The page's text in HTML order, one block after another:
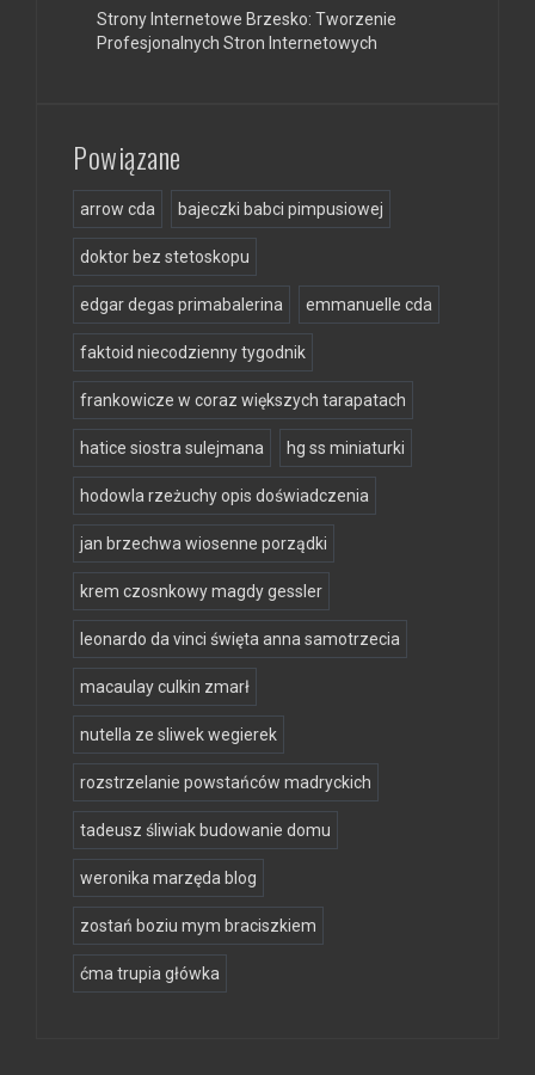
Strony Internetowe Brzesko: Tworzenie
Profesjonalnych Stron Internetowych
Powiązane
arrow cda bajeczki babci pimpusiowej
doktor bez stetoskopu
edgar degas primabalerina emmanuelle cda
faktoid niecodzienny tygodnik
frankowicze w coraz większych tarapatach
hatice siostra sulejmana hg ss miniaturki
hodowla rzeżuchy opis doświadczenia
jan brzechwa wiosenne porządki
krem czosnkowy magdy gessler
leonardo da vinci święta anna samotrzecia
macaulay culkin zmarł
nutella ze sliwek wegierek
rozstrzelanie powstańców madryckich
tadeusz śliwiak budowanie domu
weronika marzęda blog
zostań boziu mym braciszkiem
ćma trupia główka